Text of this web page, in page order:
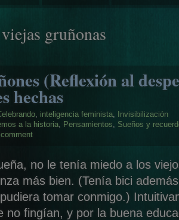
viejas gruñonas
(Reflexión al
hechas
, inteligencia feminista,
Invisibilización
a la historia, Pensamientos, Sueños y
no le tenía miedo a los
más bien. (Tenía bici
tomar conmigo.)
no fingían, y por la buena